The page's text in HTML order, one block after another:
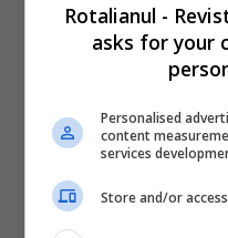
Rotalianul -
asks for your
Personalised
content
services
Store and/or